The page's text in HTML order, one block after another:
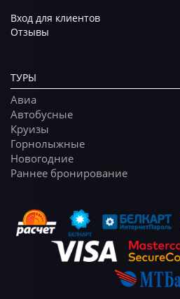
Вход для клиентов
Отзывы
ТУРЫ
Авиа
Автобусные
Круизы
Горнолыжные
Новогодние
Раннее бронирование